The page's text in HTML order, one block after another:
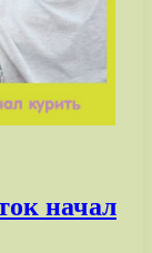
начал